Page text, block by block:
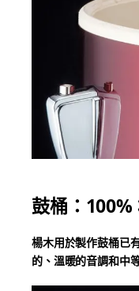
鼓桶：
楊木用於製作鼓桶已
的、溫暖的音調和中